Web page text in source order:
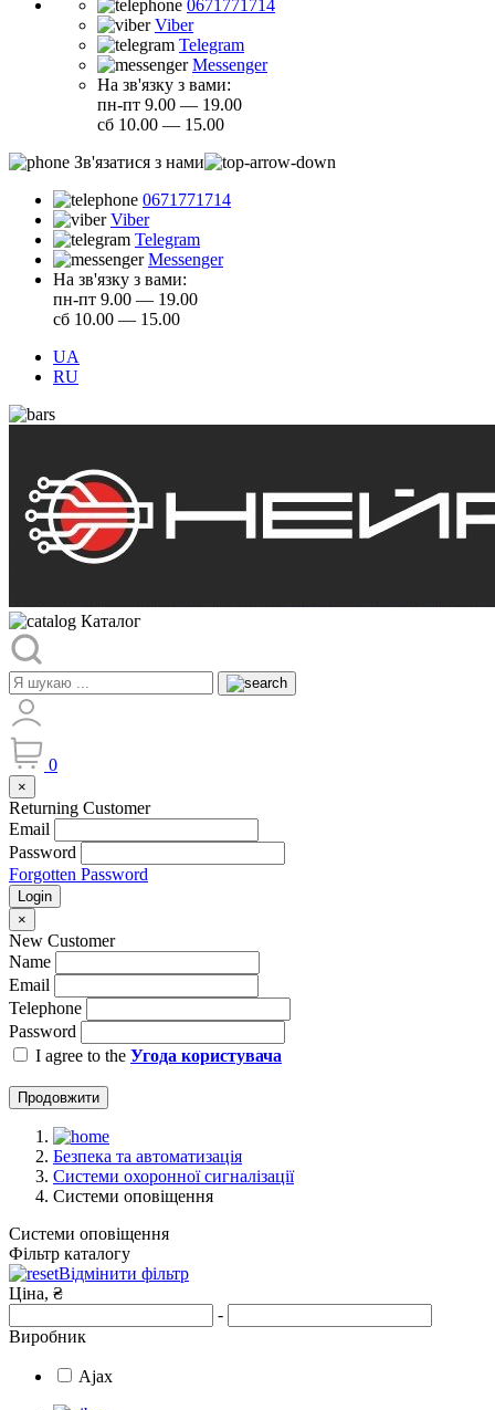
0671771714
Viber
Telegram
Messenger
На зв'язку з вами:
пн-пт 9.00 — 19.00
сб 10.00 — 15.00
Зв'язатися з нами
0671771714
Viber
Telegram
Messenger
На зв'язку з вами:
пн-пт 9.00 — 19.00
сб 10.00 — 15.00
UA
RU
Каталог
0
×
Returning Customer
Email
Password
Forgotten Password
Login
×
New Customer
Name
Email
Telephone
Password
I agree to the Угода користувача
Продовжити
Безпека та автоматизація
Системи охоронної сигналізації
Системи оповіщення
Системи оповіщення
Фільтр каталогу
Відмінити фільтр
Ціна, ₴
-
Виробник
Ajax